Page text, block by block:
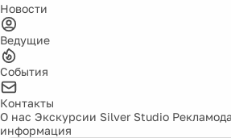
Новости
Ведущие
События
Контакты
О нас Экскурсии Silver Studio
информация